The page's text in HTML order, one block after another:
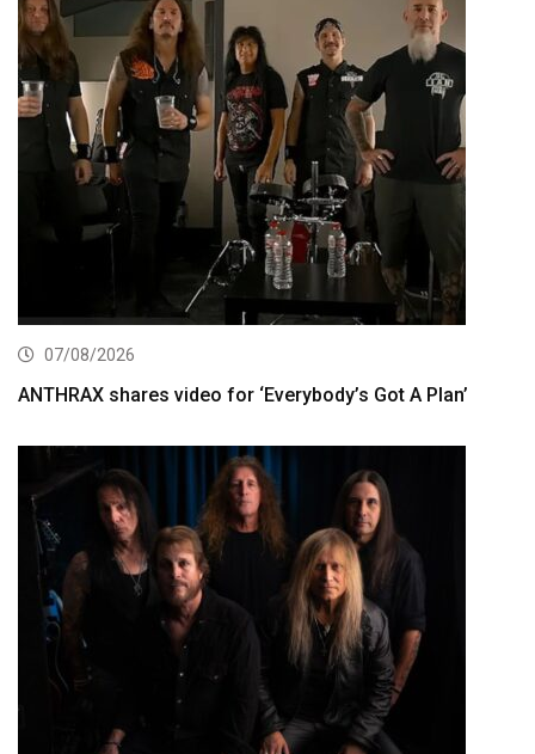
07/08/2026
ANTHRAX shares video for ‘Everybody’s Got A Plan’